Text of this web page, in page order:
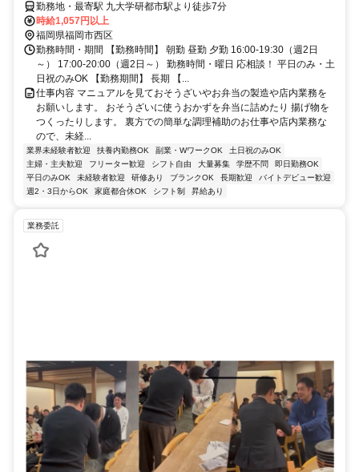
勤務地・最寄駅 九大学研都市駅より徒歩7分
時給1,057円以上
福岡県福岡市西区
勤務時間・期間 【勤務時間】 朝勤 昼勤 夕勤 16:00-19:30（週2日
～） 17:00-20:00（週2日～） 勤務時間・曜日 応相談！ 平日のみ・土
日祝のみOK 【勤務期間】 長期 【...
仕事内容 マニュアルを見ておそうざいやお弁当の製造や店内業務を
お願いします。 おそうざいに使うおかずを弁当に詰めたり 揚げ物を
つくったりします。 裏方での簡単な調理補助のお仕事や店内業務な
ので、未経...
業界未経験者歓迎 扶養内勤務OK 副業・WワークOK
土日祝のみOK
主婦・主夫歓迎
フリーター歓迎 シフト自由 大量募集 学歴不問
即日勤務OK
平日のみOK
未経験者歓迎 研修あり ブランクOK 長期歓迎
バイトデビュー歓迎
週2・3日からOK
家庭都合休OK シフト制 昇給あり
業務委託